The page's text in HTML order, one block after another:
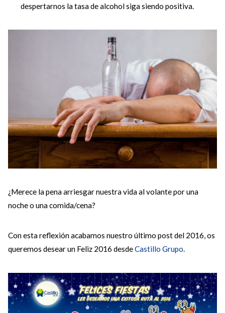
despertarnos la tasa de alcohol siga siendo positiva.
¿Merece la pena arriesgar nuestra vida al volante por una
noche o una comida/cena?
Con esta reflexión acabamos nuestro último post del 2016, os
queremos desear un Feliz 2016 desdeCastillo Grupo.